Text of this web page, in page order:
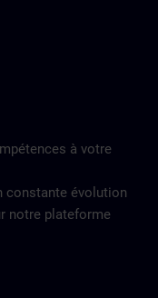
à votre
constante évolution
notre plateforme